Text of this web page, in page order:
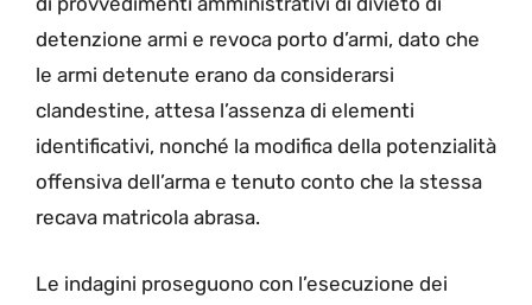
detenzione armi e revoca porto d’armi, dato che
le armi detenute erano da considerarsi
clandestine, attesa l’assenza di elementi
identificativi, nonché la modifica della potenzialità
offensiva dell’arma e tenuto conto che la stessa
recava matricola abrasa.
Le indagini proseguono con l’esecuzione dei